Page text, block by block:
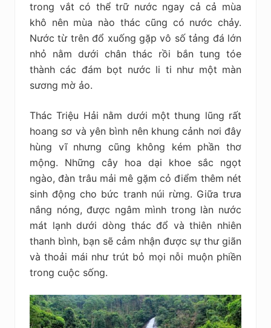
trong vắt có thể trữ nước ngay cả cả mùa
khô nên mùa nào thác cũng có nước chảy.
Nước từ trên đổ xuống gặp vô số tảng đá lớn
nhỏ nằm dưới chân thác rồi bắn tung tóe
thành các đám bọt nước li ti như một màn
sương mờ ảo.
Thác Triệu Hải nằm dưới một thung lũng rất
hoang sơ và yên bình nên khung cảnh nơi đây
hùng vĩ nhưng cũng không kém phần thơ
mộng. Những cây hoa dại khoe sắc ngọt
ngào, đàn trâu mải mê gặm cỏ điểm thêm nét
sinh động cho bức tranh núi rừng. Giữa trưa
nắng nóng, được ngâm mình trong làn nước
mát lạnh dưới dòng thác đổ và thiên nhiên
thanh bình, bạn sẽ cảm nhận được sự thư giãn
và thoải mái như trút bỏ mọi nỗi muộn phiền
trong cuộc sống.